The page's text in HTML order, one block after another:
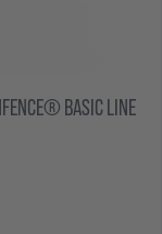
BASIC LINE